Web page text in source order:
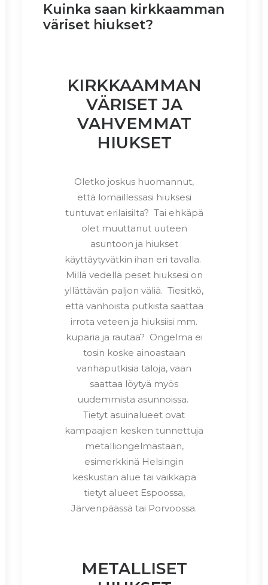
Kuinka saan kirkkaamman
väriset hiukset?
KIRKKAAMMAN
VÄRISET JA
VAHVEMMAT
HIUKSET
Oletko joskus huomannut,
että lomaillessasi hiuksesi
tuntuvat erilaisilta? Tai ehkäpä
olet muuttanut uuteen
asuntoon ja hiukset
käyttäytyvätkin ihan eri tavalla.
Millä vedellä peset hiuksesi on
yllättävän paljon väliä. Tiesitkö,
että vanhoista putkista saattaa
irrota veteen ja hiuksiisi mm.
kuparia ja rautaa? Ongelma ei
tosin koske ainoastaan
vanhaputkisia taloja, vaan
saattaa löytyä myös
uudemmista asunnoissa.
Tietyt asuinalueet ovat
kampaajien kesken tunnettuja
metalliongelmastaan,
esimerkkinä Helsingin
keskustan alue tai vaikkapa
tietyt alueet Espoossa,
Järvenpäässä tai Porvoossa.
METALLISET